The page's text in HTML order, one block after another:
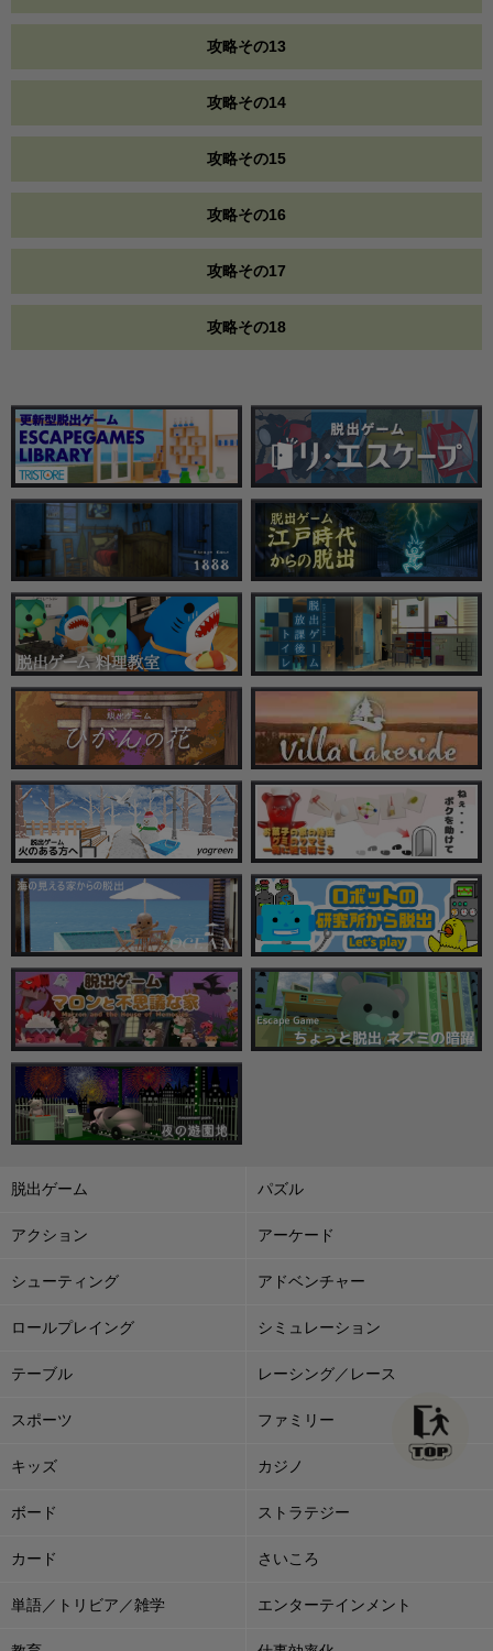
攻略その13
攻略その14
攻略その15
攻略その16
攻略その17
攻略その18
脱出ゲーム パズル
アクション アーケード
シューティング アドベンチャー
ロールプレイング シミュレーション
テーブル レーシング／レース
スポーツ ファミリー
キッズ カジノ
ボード ストラテジー
カード さいころ
単語／トリビア／雑学 エンターテインメント